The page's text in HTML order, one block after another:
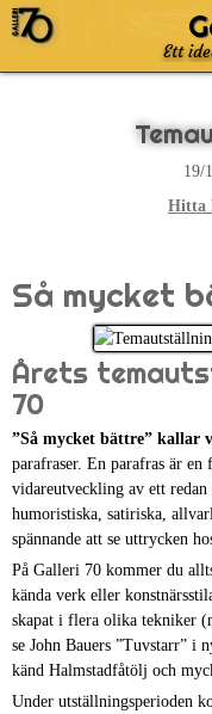
Ett
19/
Hitta
Så mycket
Årets
70
”Så mycket bättre” kallar
parafraser. En parafras är
vidareutveckling av ett redan
humoristiska, satiriska,
spännande att se uttrycken
På Galleri 70 kommer du
kända verk eller
skapat i flera olika tekniker
se John Bauers ”Tuvstarr” i
känd Halmstadfåtölj och
Under utställningsperioden